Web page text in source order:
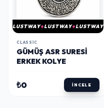
LUSTWAY LUSTWAY LUSTWAY
CLASSIC
GÜMÜŞ ASR SURESI
ERKEK KOLYE
₺0 İNCELE